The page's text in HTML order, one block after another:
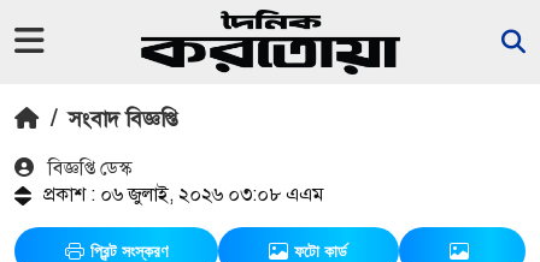
/ সংবাদ বিজ্ঞপ্তি
বিজ্ঞপ্তি ডেস্ক
প্রকাশ : ০৬ জুলাই, ২০২৬ ০৩:০৮ এএম
প্রিন্ট সংস্করণ ফটো কার্ড